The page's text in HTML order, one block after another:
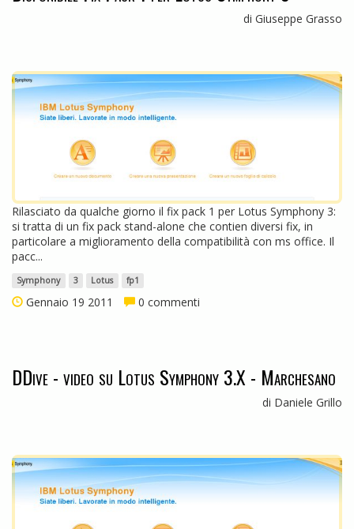
di Giuseppe Grasso
Rilasciato da qualche giorno il fix pack 1 per Lotus Symphony 3:
si tratta di un fix pack stand-alone che contien diversi fix, in
particolare a miglioramento della compatibilità con ms office. Il
pacc...
Symphony 3 Lotus fp1
Gennaio 19 2011 0 commenti
DDive - video su Lotus Symphony 3.X - Marchesano
di Daniele Grillo